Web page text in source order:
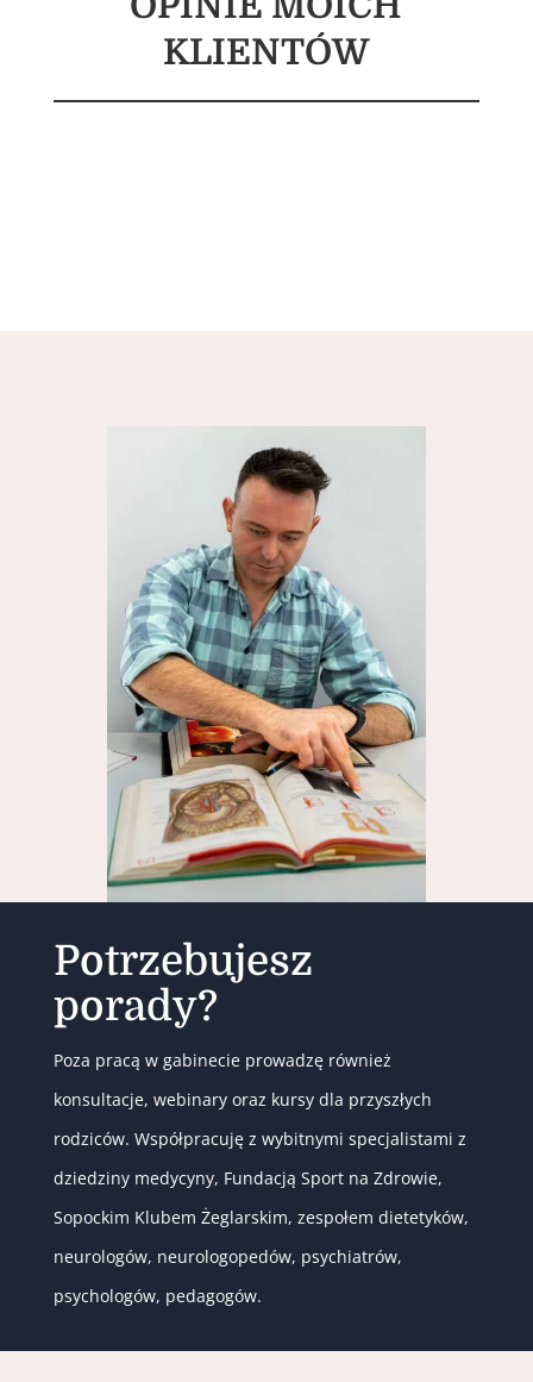
KLIENTÓW
Potrzebujesz
porady?
Poza pracą w gabinecie prowadzę również
konsultacje, webinary oraz kursy dla przyszłych
rodziców. Współpracuję z wybitnymi specjalistami z
dziedziny medycyny, Fundacją Sport na Zdrowie,
Sopockim Klubem Żeglarskim, zespołem dietetyków,
neurologów, neurologopedów, psychiatrów,
psychologów, pedagogów.